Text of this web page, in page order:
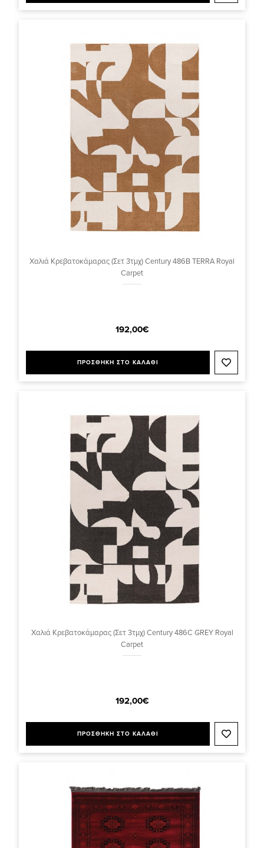
Χαλιά Κρεβατοκάμαρας (Σετ 3τμχ) Century 486B TERRA Royal
Carpet
192,00€
ΠΡΟΣΘΗΚΗ ΣΤΟ ΚΑΛΑΘΙ
Χαλιά Κρεβατοκάμαρας (Σετ 3τμχ) Century 486C GREY Royal
Carpet
192,00€
ΠΡΟΣΘΗΚΗ ΣΤΟ ΚΑΛΑΘΙ